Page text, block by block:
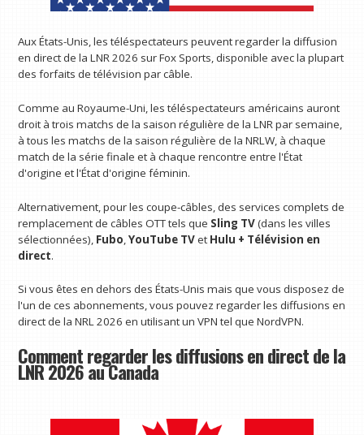
Aux États-Unis, les téléspectateurs peuvent regarder la diffusion
en direct de la LNR 2026 sur Fox Sports, disponible avec la plupart
des forfaits de télévision par câble.
Comme au Royaume-Uni, les téléspectateurs américains auront
droit à trois matchs de la saison régulière de la LNR par semaine,
à tous les matchs de la saison régulière de la NRLW, à chaque
match de la série finale et à chaque rencontre entre l'État
d'origine et l'État d'origine féminin.
Alternativement, pour les coupe-câbles, des services complets de
remplacement de câbles OTT tels que Sling TV(dans les villes
sélectionnées), Fubo ,YouTube TVet Hulu + Télévision en
direct.
Si vous êtes en dehors des États-Unis mais que vous disposez de
l'un de ces abonnements, vous pouvez regarder les diffusions en
direct de la NRL 2026 en utilisant un VPN tel que NordVPN.
Comment regarder les diffusions en direct de la
LNR 2026 au Canada